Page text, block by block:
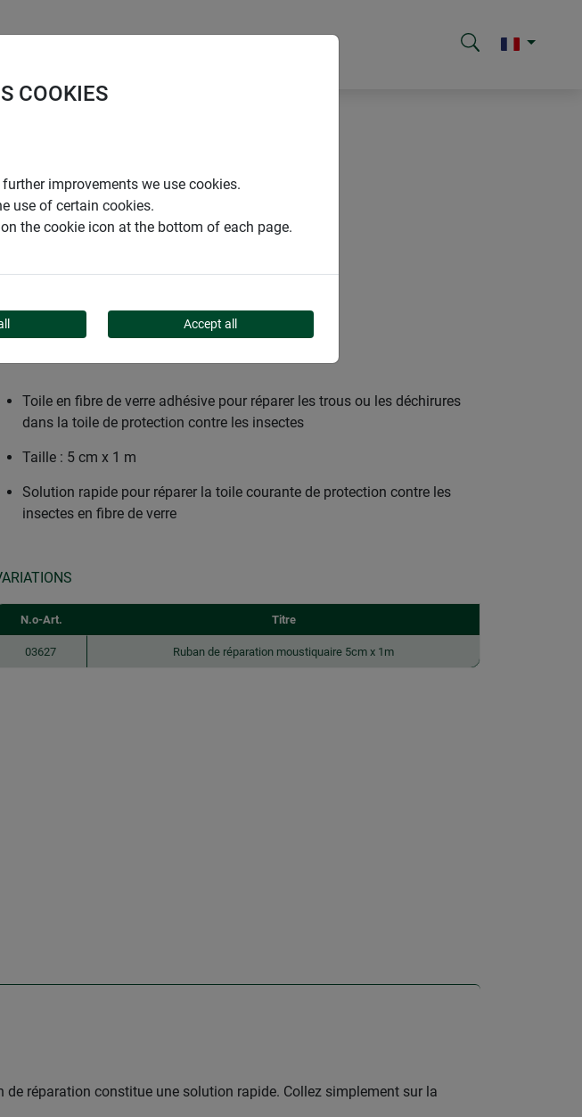
Toile en fibre de verre adhésive pour réparer les trous ou les déchirures
dans la toile de protection contre les insectes
Taille : 5 cm x 1 m
Solution rapide pour réparer la toile courante de protection contre les
insectes en fibre de verre
N.o-Art. Titre
03627 Ruban de réparation moustiquaire 5cm x 1m
de réparation constitue une solution rapide. Collez simplement sur la
COOKIES
improvements we use cookies.
use of certain cookies.
the cookie icon at the bottom of each page.
Accept all